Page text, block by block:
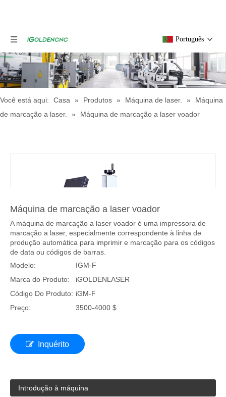
Português
Você está aqui: Casa » Produtos » Máquina de laser. »
Máquina
de marcação a laser.
» Máquina de marcação a laser voador
Máquina de marcação a laser voador
A máquina de marcação a laser voador é uma impressora de
marcação a laser, especialmente correspondente à linha de
produção automática para imprimir e marcação para os códigos
de data ou códigos de barras.
Modelo:
IGM-F
Marca do Produto:
iGOLDENLASER
Código Do Produto: iGM-F
Preço:
3500-4000 $
Inquérito
Introdução à máquina